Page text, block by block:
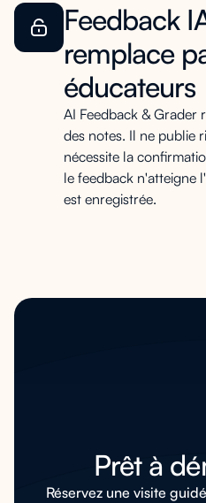
Feedback
remplace
éducateurs
AI Feedback & Grader
des notes. Il ne publie
nécessite la
le feedback n'atteigne
est enregistrée.
Prêt à
Réservez une visite